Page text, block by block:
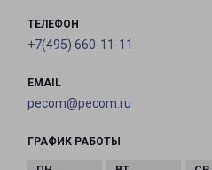
ТЕЛЕФОН
+7(495) 660-11-11
EMAIL
pecom@pecom.ru
ГРАФИК РАБОТЫ